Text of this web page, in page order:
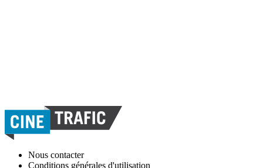
Nous contacter
Conditions générales d'utilisation